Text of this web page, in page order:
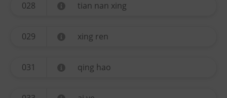
028 tian nan xing
029 xing ren
031 qing hao